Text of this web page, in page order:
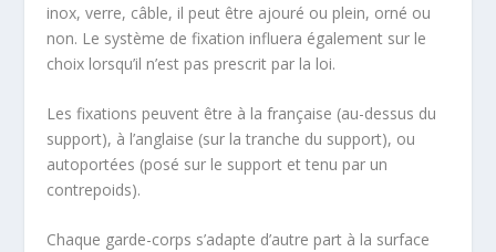
inox, verre, câble, il peut être ajouré ou plein, orné ou
non. Le système de fixation influera également sur le
choix lorsqu’il n’est pas prescrit par la loi.
Les fixations peuvent être à la française (au-dessus du
support), à l’anglaise (sur la tranche du support), ou
autoportées (posé sur le support et tenu par un
contrepoids).
Chaque garde-corps s’adapte d’autre part à la surface